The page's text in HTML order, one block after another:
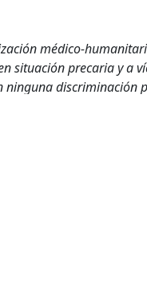
médico-
situación precaria y a
ninguna discriminación